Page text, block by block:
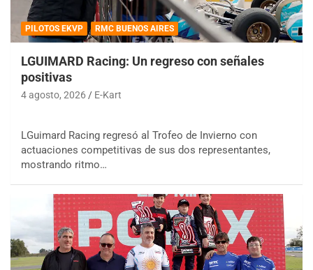
PILOTOS EKVP RMC BUENOS AIRES
LGUIMARD Racing: Un regreso con señales
positivas
4 agosto, 2026 E-Kart
LGuimard Racing regresó al Trofeo de Invierno con
actuaciones competitivas de sus dos representantes,
mostrando ritmo…